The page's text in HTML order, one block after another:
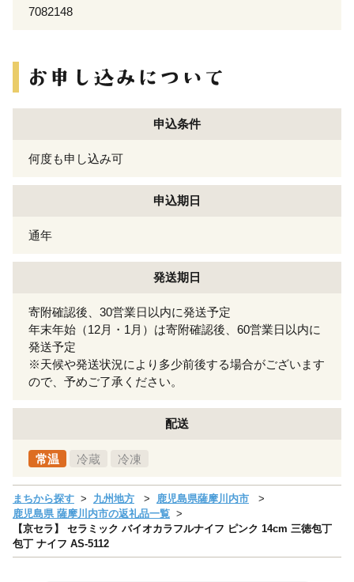
7082148
申込条件
何度も申し込み可
申込期日
通年
発送期日
寄附確認後、30営業日以内に発送予定
年末年始（12月・1月）は寄附確認後、60営業日以内に
発送予定
※天候や発送状況により多少前後する場合がございます
ので、予めご了承ください。
配送
常温 冷蔵 冷凍
まちから探す 九州地方
鹿児島県薩摩川内市
鹿児島県 薩摩川内市の返礼品一覧
【京セラ】 セラミック バイオカラフルナイフ ピンク 14cm 三徳包丁
包丁 ナイフ AS-5112